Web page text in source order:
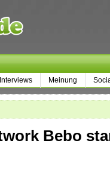
Interviews Meinung
Bebo